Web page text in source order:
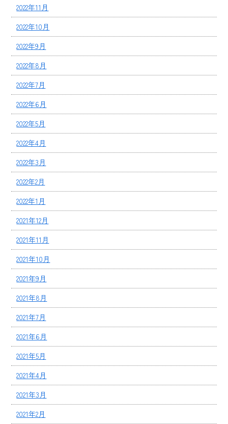
2022年11月
2022年10月
2022年9月
2022年8月
2022年7月
2022年6月
2022年5月
2022年4月
2022年3月
2022年2月
2022年1月
2021年12月
2021年11月
2021年10月
2021年9月
2021年8月
2021年7月
2021年6月
2021年5月
2021年4月
2021年3月
2021年2月